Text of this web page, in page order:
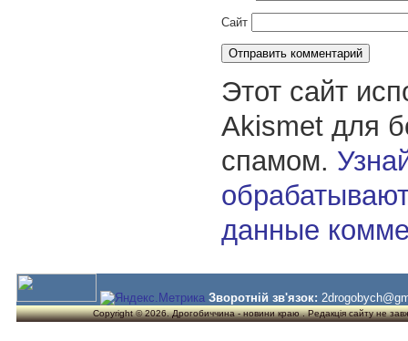
Сайт
Этот сайт
Akismet для
спамом.
данные
Зворотній зв'язок:
Copyright © 2026. Дрогобиччина - новини краю . Редакція сайту не